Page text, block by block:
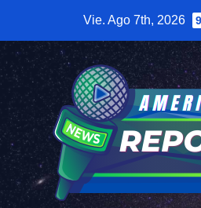
contenido
Vie. Ago 7th, 2026